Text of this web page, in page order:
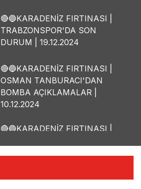
🔴🔵KARADENİZ FIRTINASI |
TRABZONSPOR'DA SON
DURUM | 19.12.2024
🔴🔵KARADENİZ FIRTINASI |
OSMAN TANBURACI'DAN
BOMBA AÇIKLAMALAR |
10.12.2024
🔴🔵KARADENİZ FIRTINASI |
🔴🔵KARADENİZ FIRTINASI |